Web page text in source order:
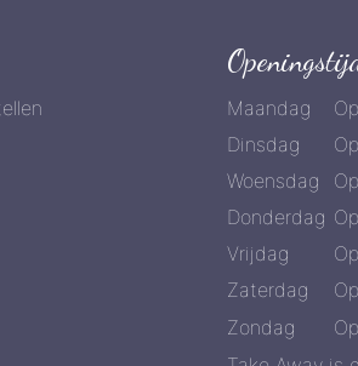
Maandag
Dinsdag
Woensdag
Donderdag
Vrijdag
Zaterdag
Zondag